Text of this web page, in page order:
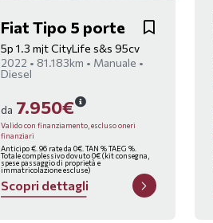
Fiat Tipo 5 porte
5p 1.3 mjt CityLife s&s 95cv
2022 • 81.183km • Manuale •
Diesel
da 7.950€
Valido con finanziamento, escluso oneri
finanziari
Anticipo €. 96 rate da 0€. TAN % TAEG %.
Totale complessivo dovuto 0€ (kit consegna,
spese passaggio di proprietà e
immatricolazione escluse)
Scopri dettagli